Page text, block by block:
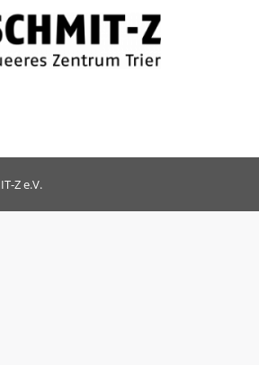
Z e.V.